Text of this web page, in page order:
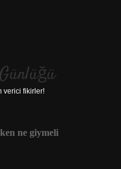
verici fikirler!
ne giymeli